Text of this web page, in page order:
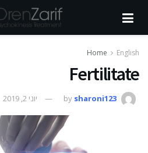
Home English
Fertilitate
by sharoni123 יוני 2, 2019